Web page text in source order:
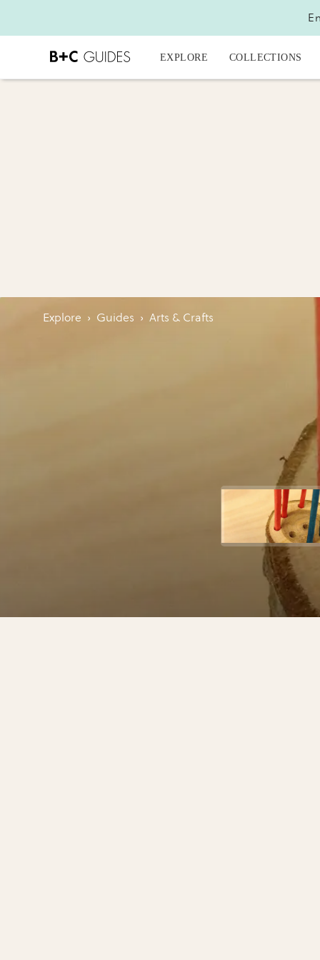
EXPLORE COLLECTIONS
Explore › Guides › Arts & Crafts